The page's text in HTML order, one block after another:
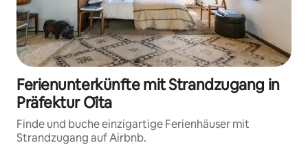
Ferienunterkünfte mit Strandzugang in
Präfektur Ōita
Finde und buche einzigartige Ferienhäuser mit
Strandzugang auf Airbnb.